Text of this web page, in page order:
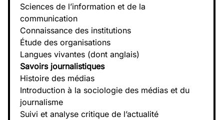
Sciences de l’information et de la
communication
Connaissance des institutions
Étude des organisations
Langues vivantes (dont anglais)
Savoirs journalistiques
Histoire des médias
Introduction à la sociologie des médias et du
journalisme
Suivi et analyse critique de l’actualité